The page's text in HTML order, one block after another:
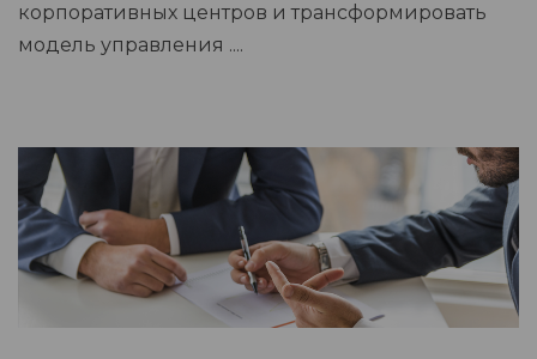
корпоративных центров и трансформировать
модель управления ....